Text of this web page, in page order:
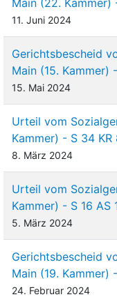
11. Juni 2024
Gerichtsbescheid
Main (15. Kammer)
15. Mai 2024
Urteil vom
Kammer) - S 34 KR
8. März 2024
Urteil vom
Kammer) - S 16 AS
5. März 2024
Gerichtsbescheid
Main (19. Kammer)
24. Februar 2024